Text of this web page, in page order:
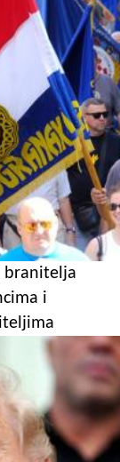
branitelja
i